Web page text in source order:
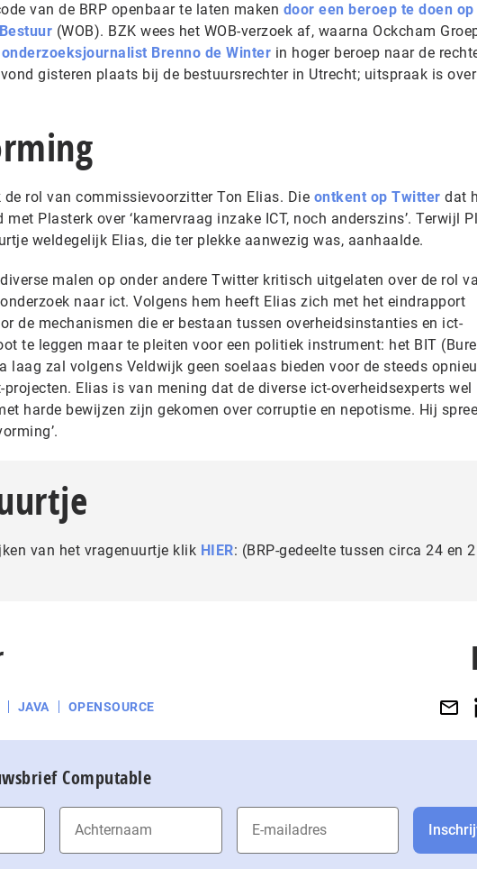
van de BRP openbaar te laten maken door een beroep te doen op
(WOB). BZK wees het WOB-verzoek af, waarna Ockcham
Brenno de Winter in hoger beroep naar de
gisteren plaats bij de bestuursrechter in Utrecht; uitspraak is
rol van commissievoorzitter Ton Elias. Die ontkent op Twitter dat
Plasterk over ‘kamervraag inzake ICT, noch anderszins’. Terwijl
weldegelijk Elias, die ter plekke aanwezig was, aanhaalde.
malen op onder andere Twitter kritisch uitgelaten over de rol
naar ict. Volgens hem heeft Elias zich met het eindrapport
de mechanismen die er bestaan tussen overheidsinstanties en ict-
te leggen maar te pleiten voor een politiek instrument: het BIT
laag zal volgens Veldwijk geen soelaas bieden voor de steeds
Elias is van mening dat de diverse ict-overheidsexperts wel
harde bewijzen zijn gekomen over corruptie en nepotisme. Hij
van het vragenuurtje klik HIER: (BRP-gedeelte tussen circa 24 en
JAVA OPENSOURCE
Computable